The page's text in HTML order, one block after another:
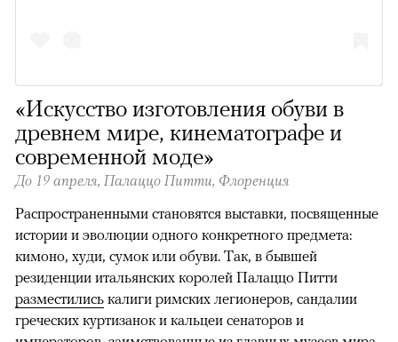
«Искусство изготовления обуви в
древнем мире, кинематографе и
современной моде»
До 19 апреля, Палаццо Питти, Флоренция
Распространенными становятся выставки, посвященные
истории и эволюции одного конкретного предмета:
кимоно, худи, сумок или обуви. Так, в бывшей
резиденции итальянских королей Палаццо Питти
разместились калиги римских легионеров, сандалии
греческих куртизанок и кальцеи сенаторов и